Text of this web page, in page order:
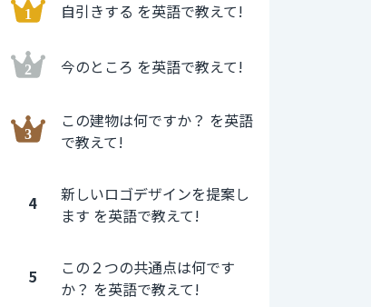
自引きする を英語で教えて!
今のところ を英語で教えて!
この建物は何ですか？ を英語
で教えて!
4
新しいロゴデザインを提案し
ます を英語で教えて!
5
この２つの共通点は何です
か？ を英語で教えて!